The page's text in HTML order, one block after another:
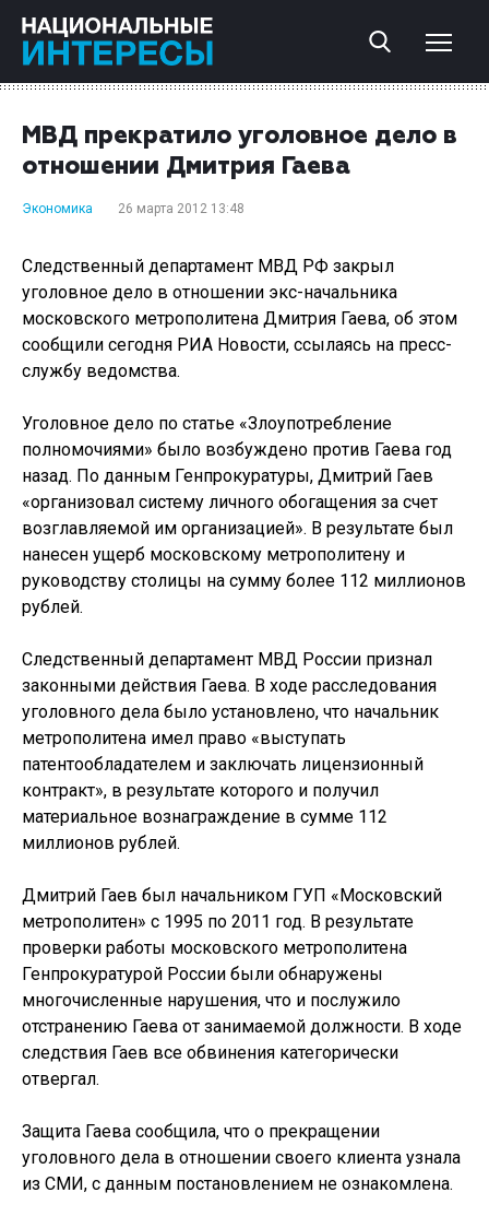
МВД прекратило уголовное дело в
отношении Дмитрия Гаева
Экономика 26 марта 2012 13:48
Следственный департамент МВД РФ закрыл
уголовное дело в отношении экс-начальника
московского метрополитена Дмитрия Гаева, об этом
сообщили сегодня РИА Новости, ссылаясь на пресс-
службу ведомства.
Уголовное дело по статье «Злоупотребление
полномочиями» было возбуждено против Гаева год
назад. По данным Генпрокуратуры, Дмитрий Гаев
«организовал систему личного обогащения за счет
возглавляемой им организацией». В результате был
нанесен ущерб московскому метрополитену и
руководству столицы на сумму более 112 миллионов
рублей.
Следственный департамент МВД России признал
законными действия Гаева. В ходе расследования
уголовного дела было установлено, что начальник
метрополитена имел право «выступать
патентообладателем и заключать лицензионный
контракт», в результате которого и получил
материальное вознаграждение в сумме 112
миллионов рублей.
Дмитрий Гаев был начальником ГУП «Московский
метрополитен» с 1995 по 2011 год. В результате
проверки работы московского метрополитена
Генпрокуратурой России были обнаружены
многочисленные нарушения, что и послужило
отстранению Гаева от занимаемой должности. В ходе
следствия Гаев все обвинения категорически
отвергал.
Защита Гаева сообщила, что о прекращении
уголовного дела в отношении своего клиента узнала
из СМИ, с данным постановлением не ознакомлена.